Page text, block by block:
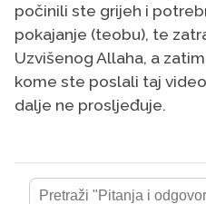
počinili ste grijeh i
pokajanje (teobu), te
Uzvišenog Allaha, a
kome ste poslali taj
dalje ne prosljeđuje.